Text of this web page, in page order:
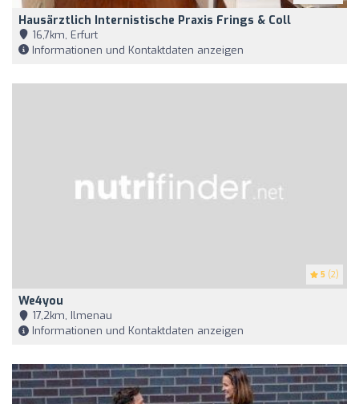
Hausärztlich Internistische Praxis Frings & Coll
16,7km, Erfurt
Informationen und Kontaktdaten anzeigen
5 (2)
We4you
17,2km, Ilmenau
Informationen und Kontaktdaten anzeigen